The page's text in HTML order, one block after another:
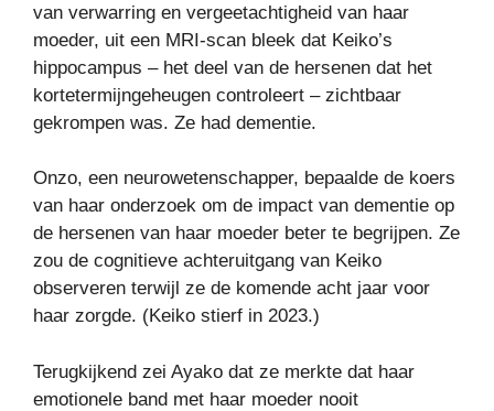
van verwarring en vergeetachtigheid van haar
moeder, uit een MRI-scan bleek dat Keiko’s
hippocampus – het deel van de hersenen dat het
kortetermijngeheugen controleert – zichtbaar
gekrompen was. Ze had dementie.
Onzo, een neurowetenschapper, bepaalde de koers
van haar onderzoek om de impact van dementie op
de hersenen van haar moeder beter te begrijpen. Ze
zou de cognitieve achteruitgang van Keiko
observeren terwijl ze de komende acht jaar voor
haar zorgde. (Keiko stierf in 2023.)
Terugkijkend zei Ayako dat ze merkte dat haar
emotionele band met haar moeder nooit